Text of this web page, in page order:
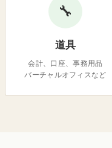
🔧
道具
会計、口座、事務用品
バーチャルオフィスなど